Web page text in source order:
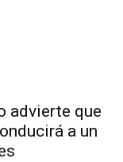
advierte que
a un